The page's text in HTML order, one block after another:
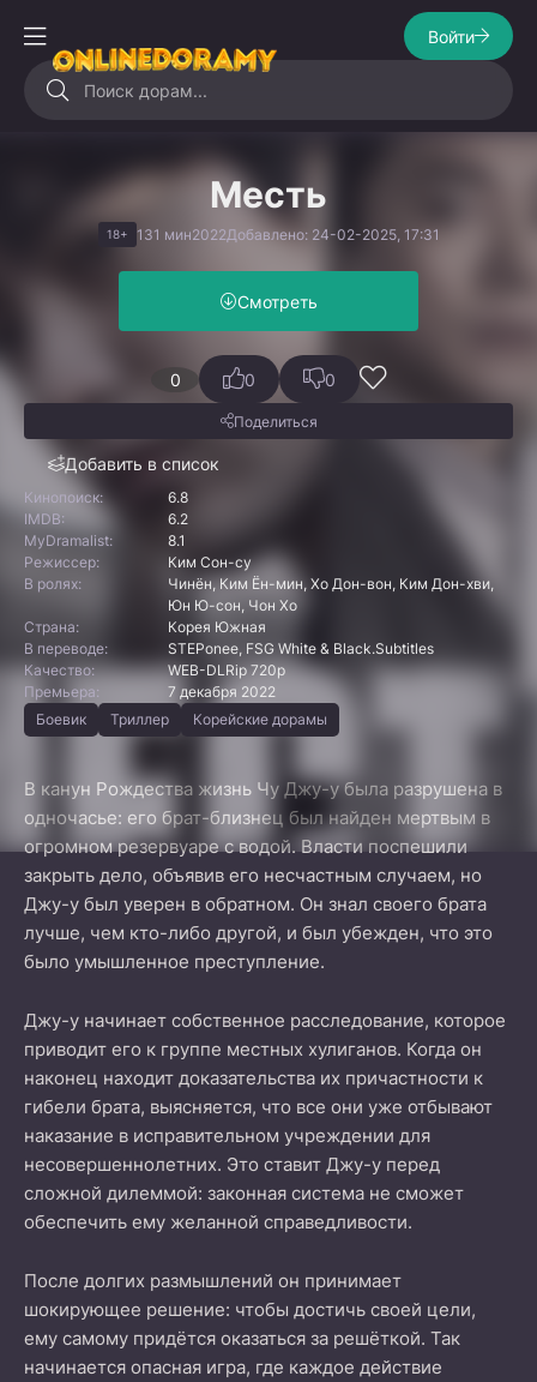
Войти
Месть
18+ 131 мин2022Добавлено: 24-02-2025, 17:31
Смотреть
0
Добавить в список
0 0
Поделиться
Кинопоиск:
6.8
IMDB:
6.2
MyDramalist:
8.1
Режиссер:
Ким Сон-су
В ролях:
Чинён, Ким Ён-мин, Хо Дон-вон, Ким Дон-хви,
Юн Ю-сон, Чон Хо
Страна:
Корея Южная
В переводе:
STEPonee, FSG White & Black.Subtitles
Качество:
WEB-DLRip 720p
Премьера:
7 декабря 2022
Боевик
Триллер Корейские дорамы
В канун Рождества жизнь Чу Джу-у была разрушена в
одночасье: его брат-близнец был найден мертвым в
огромном резервуаре с водой. Власти поспешили
закрыть дело, объявив его несчастным случаем, но
Джу-у был уверен в обратном. Он знал своего брата
лучше, чем кто-либо другой, и был убежден, что это
было умышленное преступление.
Джу-у начинает собственное расследование, которое
приводит его к группе местных хулиганов. Когда он
наконец находит доказательства их причастности к
гибели брата, выясняется, что все они уже отбывают
наказание в исправительном учреждении для
несовершеннолетних. Это ставит Джу-у перед
сложной дилеммой: законная система не сможет
обеспечить ему желанной справедливости.
После долгих размышлений он принимает
шокирующее решение: чтобы достичь своей цели,
ему самому придётся оказаться за решёткой. Так
начинается опасная игра, где каждое действие